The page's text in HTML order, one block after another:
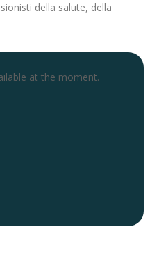
della salute, della
at the moment.